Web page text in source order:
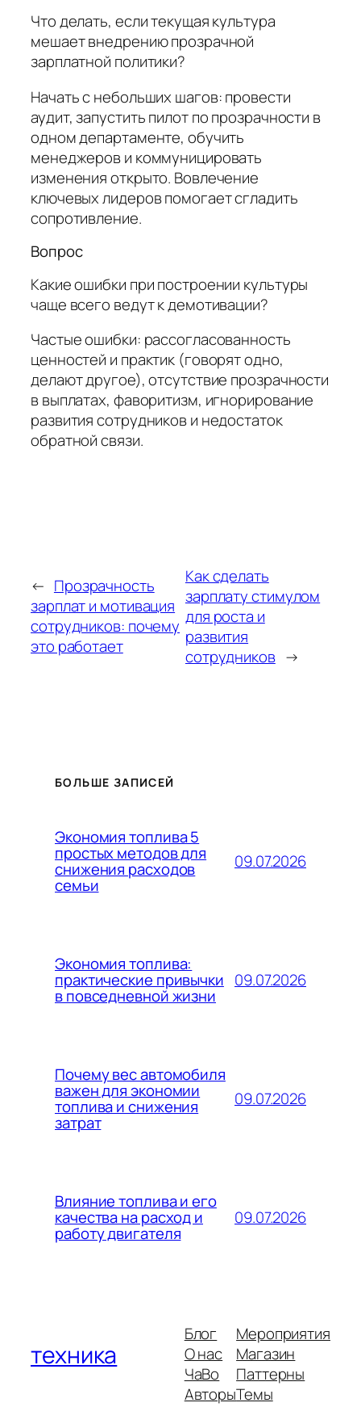
Что делать, если текущая культура
мешает внедрению прозрачной
зарплатной политики?
Начать с небольших шагов: провести
аудит, запустить пилот по прозрачности в
одном департаменте, обучить
менеджеров и коммуницировать
изменения открыто. Вовлечение
ключевых лидеров помогает сгладить
сопротивление.
Вопрос
Какие ошибки при построении культуры
чаще всего ведут к демотивации?
Частые ошибки: рассогласованность
ценностей и практик (говорят одно,
делают другое), отсутствие прозрачности
в выплатах, фаворитизм, игнорирование
развития сотрудников и недостаток
обратной связи.
← Прозрачность
зарплат и мотивация
сотрудников: почему
это работает
Как сделать
зарплату стимулом
для роста и
развития
сотрудников →
БОЛЬШЕ ЗАПИСЕЙ
Экономия топлива 5
простых методов для
снижения расходов
семьи
09.07.2026
Экономия топлива:
практические привычки
в повседневной жизни
09.07.2026
Почему вес автомобиля
важен для экономии
топлива и снижения
затрат
09.07.2026
Влияние топлива и его
качества на расход и
работу двигателя
09.07.2026
техника
Блог
О нас
ЧаВо
Авторы
Мероприятия
Магазин
Паттерны
Темы